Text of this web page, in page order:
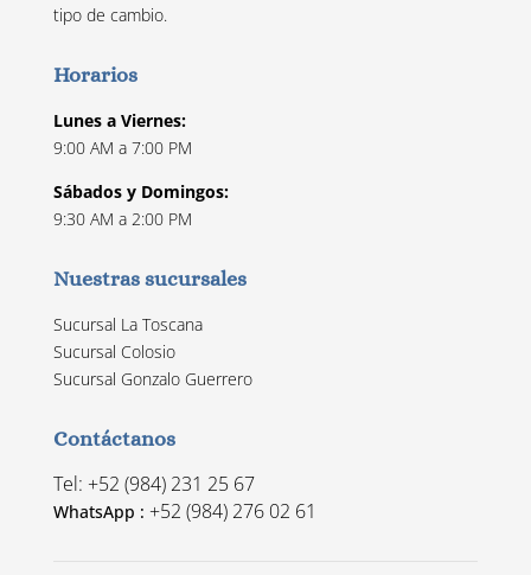
tipo de cambio.
Horarios
Lunes a Viernes:
9:00 AM a 7:00 PM
Sábados y Domingos:
9:30 AM a 2:00 PM
Nuestras sucursales
Sucursal La Toscana
Sucursal Colosio
Sucursal Gonzalo Guerrero
Contáctanos
Tel: +52 (984) 231 25 67
WhatsApp : +52 (984) 276 02 61